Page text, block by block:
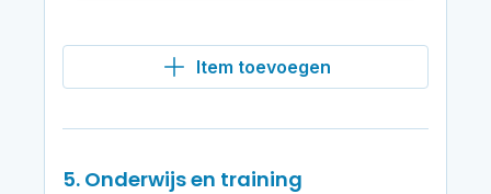
Item toevoegen
5. Onderwijs en training